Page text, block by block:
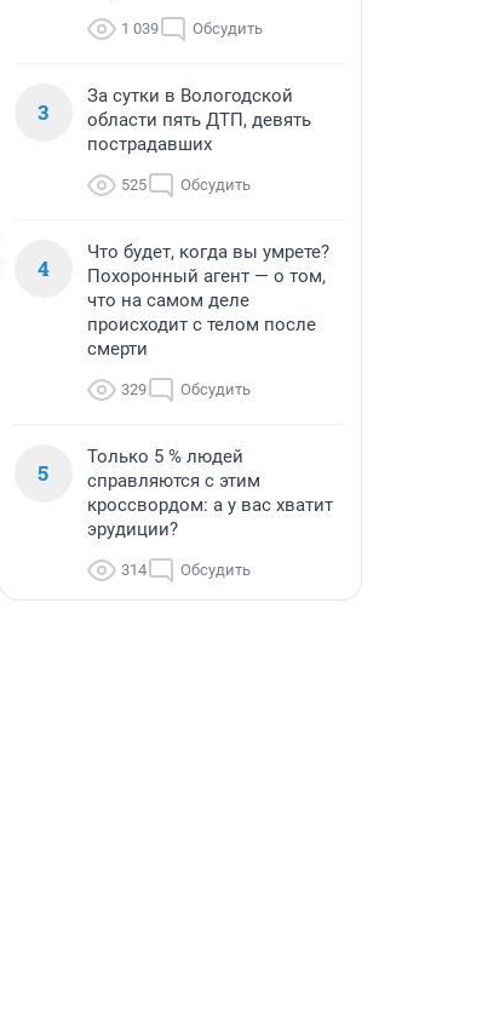
1 039 Обсудить
3
За сутки в Вологодской
области пять ДТП, девять
пострадавших
525 Обсудить
4
Что будет, когда вы умрете?
Похоронный агент — о том,
что на самом деле
происходит с телом после
смерти
329 Обсудить
5
Только 5 % людей
справляются с этим
кроссвордом: а у вас хватит
эрудиции?
314 Обсудить